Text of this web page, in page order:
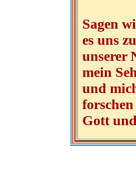
Sagen
es uns
unserer
mein
und
Gott